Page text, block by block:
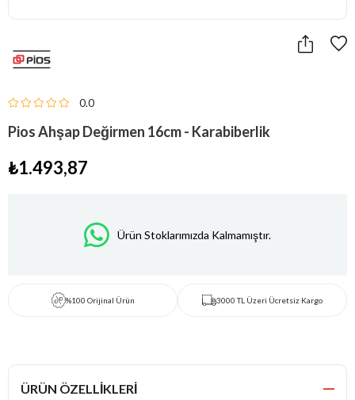
0.0
Pios Ahşap Değirmen 16cm - Karabiberlik
₺1.493,87
Ürün Stoklarımızda Kalmamıştır.
%100 Orijinal Ürün 3000 TL Üzeri Ücretsiz Kargo
ÜRÜN ÖZELLIKLERI